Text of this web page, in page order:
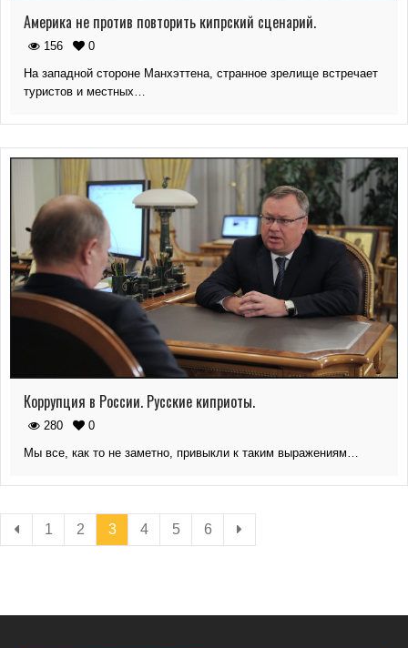
Америка не против повторить кипрский сценарий.
156
0
На западной стороне Манхэттена, странное зрелище встречает
туристов и местных…
Коррупция в России. Русские киприоты.
280
0
Мы все, как то не заметно, привыкли к таким выражениям…
1 2 3 4 5 6